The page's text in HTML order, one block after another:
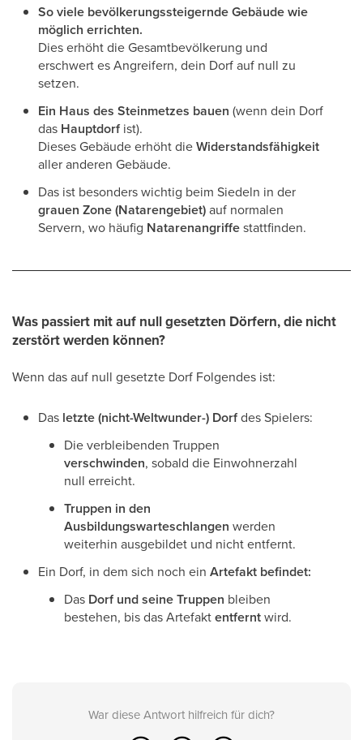
So viele bevölkerungssteigernde Gebäude wie
möglich errichten.
Dies erhöht die Gesamtbevölkerung und
erschwert es Angreifern, dein Dorf auf null zu
setzen.
Ein Haus des Steinmetzes bauen (wenn dein Dorf
das Hauptdorfist).
Dieses Gebäude erhöht dieWiderstandsfähigkeit
aller anderen Gebäude.
Das ist besonders wichtig beim Siedeln in der
grauen Zone (Natarengebiet)auf normalen
Servern, wo häufig Natarenangriffestattfinden.
Was passiert mit auf null gesetzten Dörfern, die nicht
zerstört werden können?
Wenn das auf null gesetzte Dorf Folgendes ist:
Das letzte (nicht-Weltwunder-) Dorfdes Spielers:
Die verbleibenden Truppen
verschwinden, sobald die Einwohnerzahl
null erreicht.
Truppen in den
Ausbildungswarteschlangen werden
weiterhin ausgebildet und nicht entfernt.
Ein Dorf, in dem sich noch ein Artefakt befindet:
Das Dorf und seine Truppen bleiben
bestehen, bis das Artefaktentferntwird.
War diese Antwort hilfreich für dich?